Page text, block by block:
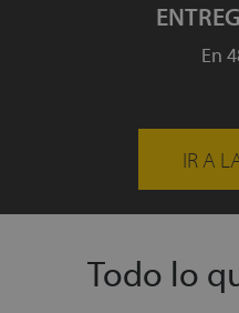
En
IR A
Todo lo